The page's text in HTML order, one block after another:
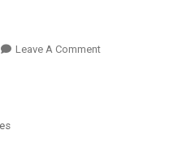
Leave A CommentOn